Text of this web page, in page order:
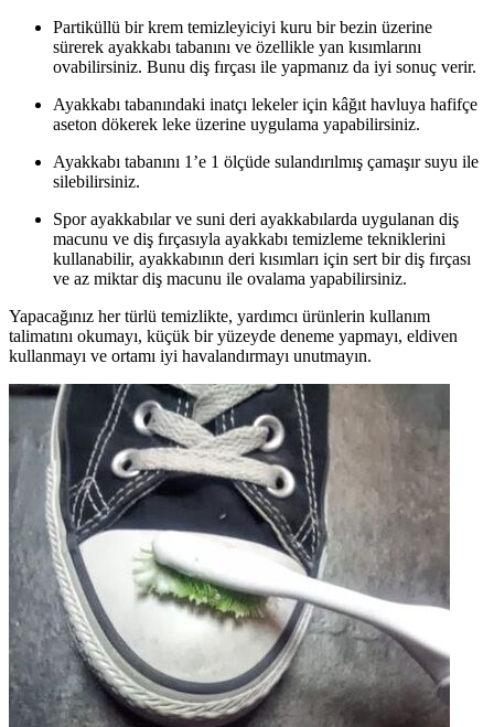
Partiküllü bir krem temizleyiciyi kuru bir bezin üzerine
sürerek ayakkabı tabanını ve özellikle yan kısımlarını
ovabilirsiniz. Bunu diş fırçası ile yapmanız da iyi sonuç verir.
Ayakkabı tabanındaki inatçı lekeler için kâğıt havluya hafifçe
aseton dökerek leke üzerine uygulama yapabilirsiniz.
Ayakkabı tabanını 1’e 1 ölçüde sulandırılmış çamaşır suyu ile
silebilirsiniz.
Spor ayakkabılar ve suni deri ayakkabılarda uygulanan diş
macunu ve diş fırçasıyla ayakkabı temizleme tekniklerini
kullanabilir, ayakkabının deri kısımları için sert bir diş fırçası
ve az miktar diş macunu ile ovalama yapabilirsiniz.
Yapacağınız her türlü temizlikte, yardımcı ürünlerin kullanım
talimatını okumayı, küçük bir yüzeyde deneme yapmayı, eldiven
kullanmayı ve ortamı iyi havalandırmayı unutmayın.